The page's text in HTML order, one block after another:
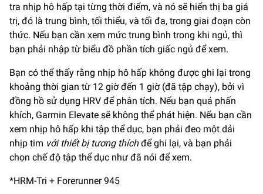
tra nhịp hô hấp tại từng thời điểm, và nó sẽ hiển thị ba giá
trị, đó là trung bình, tối thiểu, và tối đa, trong giai đoạn còn
thức. Nếu bạn cần xem mức trung bình trong khi ngủ, thì
bạn phải nhập từ biểu đồ phần tích giấc ngủ để xem.
Bạn có thể thấy rằng nhịp hô hấp không được ghi lại trong
khoảng thời gian từ 12 giờ đến 1 giờ (đã tập chạy), bởi vì
đồng hồ sử dụng HRV để phân tích. Nếu bạn quá phấn
khích, Garmin Elevate sẽ không thể phát hiện. Nếu bạn cần
xem nhịp hô hấp khi tập thể dục, bạn phải đeo một dải
nhịp tim với thiết bị tương thíchđể ghi lại, và bạn phải
chọn chế độ tập thể dục như đã nói để xem.
*HRM-Tri + Forerunner 945